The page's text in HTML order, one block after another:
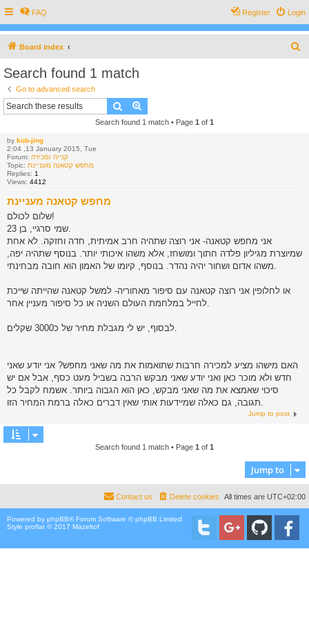
FAQ Login
Register
Board index
Search found 1 match
Go to advanced search
Search
Search found 1 match • Page 1 of 1
by kob-jing
2:04 ,13 January 2015, Tue
Forum: קנייה ומכירה
Topic: מחפש קטאנה מעניינת
Replies: 1
Views: 4412
מחפש קטאנה מעניינת
שלום לכולם!
שמי סרגיי, בן 23.
אני מחפש קטאנה- אני רוצה שתהיה חרב אמיתית, חדה וחזקה. לא אחת
שמיוצרת מגיליון פלדה חתוך ומושחז, אלא משהו איכותי יותר. בנוסף שתהיה יפה,
משהו אדום ושחור יהיה נהדר. בנוסף, קיומו של האמון הוא חובה מבחינתי.
או לחלופין אני רוצה קטאנה עם סיפור מאחוריה- למשל קטאנה שהייתה שייכת
לחייל במלחמת העולם השניה או כל סיפור מעניין אחר.
לבסוף, יש לי מגבלת מחיר של כ3000 שקלים.
האם מישהו מציע למכירה חרבות שתואמות את מה שאני מחפש? אני יודע שאני
חדש ולא מוכר כאן ואני יודע שאני מבקש הרבה בשביל מעט כסף, אבל אם יש
סיכוי שאמצא את מה שאני מבקש, כאן הוא הגבוה ביותר. אשמח לקבל כל
תגובה, גם כאלה שמיידעות אותי שאין דברים כאלה ברמת המחיר הזו.
Jump to post
Search found 1 match • Page 1 of 1
Jump to
All times are UTC+02:00
Delete cookies
Contact us
Powered by phpBB® Forum Software © phpBB Limited
Style proflat © 2017 Mazeltof